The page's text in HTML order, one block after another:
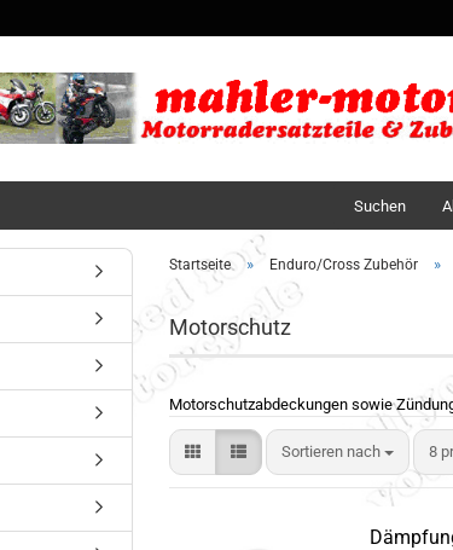
Suchen
Startseite » Enduro/Cross Zubehör »
Motorschutz
Motorschutzabdeckungen sowie
Sortieren nach 8